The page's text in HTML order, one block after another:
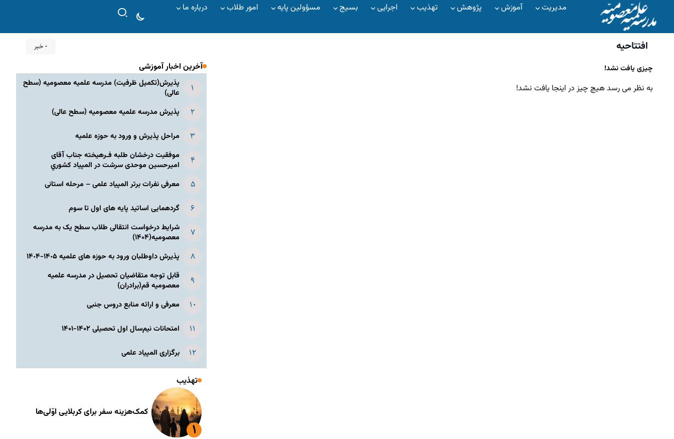
مدیریت آموزش پژوهش تهذیب اجرایی بسیج مسؤولین پایه امور طلاب درباره ما
افتتاحیه ۰ خبر
چیزی یافت نشد!
به نظر می رسد هیچ چیز در اینجا یافت نشد!
آخرین اخبار آموزشی
پذیرش(تکمیل ظرفیت) مدرسه علمیه معصومیه‌ (سطح
عالی)
پذیرش مدرسه علمیه معصومیه‌ (سطح عالی)
مراحل پذیرش و ورود به حوزه علمیه
موفقیت درخشان طلبه فـرهیخته جناب آقای
امیرحسین موحدی سرشت در المپياد كشوري
معرفی نفرات برتر المپیاد علمی – مرحله استانی
گردهمایی اساتید پایه های اول تا سوم
شرایط درخواست انتقالی طلاب سطح یک به مدرسه
معصومیه(۱۴۰۴)
پذیرش داوطلبان ورود به حوزه های علمیه ١۴٠۵-١۴٠۴
قابل توجه متقاضیان تحصیل در مدرسه علمیه
معصومیه قم(برادران)
معرفی و ارائه منابع دروس جنبی
امتحانات نیم‌سال اول تحصیلی ۱۴۰۲-۱۴۰۱
برگزاری المپیاد علمی
تهذیب
کمک‌هزینه سفر برای کربلایی اوّلی‌ها